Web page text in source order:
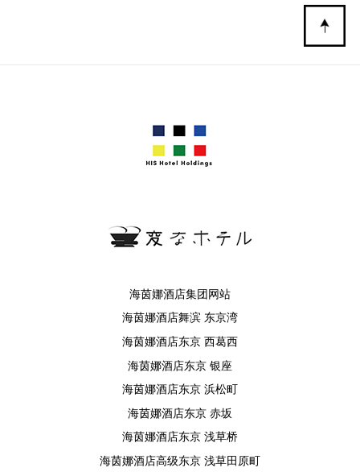
海茵娜酒店集团网站
海茵娜酒店舞滨 东京湾
海茵娜酒店东京 西葛西
海茵娜酒店东京 银座
海茵娜酒店东京 浜松町
海茵娜酒店东京 赤坂
海茵娜酒店东京 浅草桥
海茵娜酒店高级东京 浅草田原町